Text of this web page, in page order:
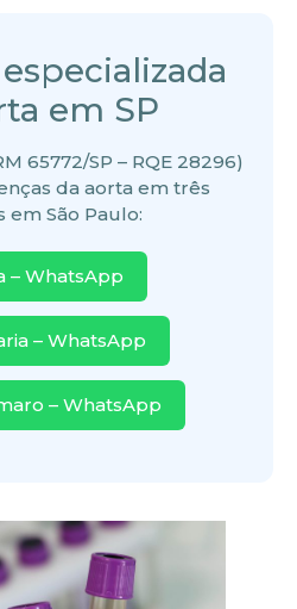
em SP
65772/SP – RQE 28296)
da aorta em três
em São Paulo:
– WhatsApp
– WhatsApp
– WhatsApp